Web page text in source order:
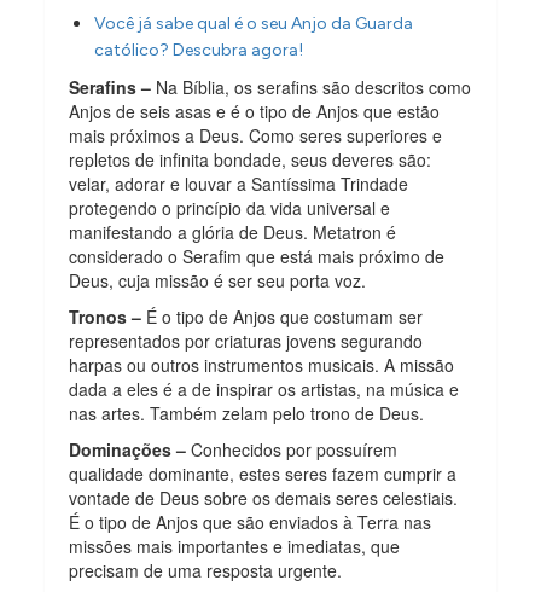
Você já sabe qual é o seu Anjo da Guarda
católico? Descubra agora!
Serafins – Na Bíblia, os serafins são descritos como
Anjos de seis asas e é o tipo de Anjos que estão
mais próximos a Deus. Como seres superiores e
repletos de infinita bondade, seus deveres são:
velar, adorar e louvar a Santíssima Trindade
protegendo o princípio da vida universal e
manifestando a glória de Deus. Metatron é
considerado o Serafim que está mais próximo de
Deus, cuja missão é ser seu porta voz.
Tronos – É o tipo de Anjos que costumam ser
representados por criaturas jovens segurando
harpas ou outros instrumentos musicais. A missão
dada a eles é a de inspirar os artistas, na música e
nas artes. Também zelam pelo trono de Deus.
Dominações – Conhecidos por possuírem
qualidade dominante, estes seres fazem cumprir a
vontade de Deus sobre os demais seres celestiais.
É o tipo de Anjos que são enviados à Terra nas
missões mais importantes e imediatas, que
precisam de uma resposta urgente.